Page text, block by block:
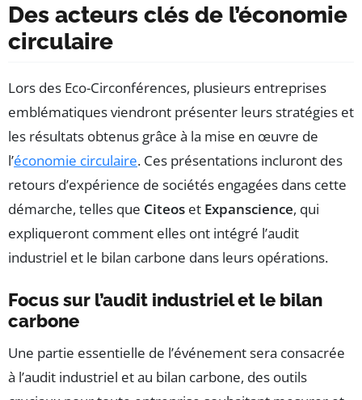
Des acteurs clés de l’économie
circulaire
Lors des Eco-Circonférences, plusieurs entreprises
emblématiques viendront présenter leurs stratégies et
les résultats obtenus grâce à la mise en œuvre de
l’économie circulaire. Ces présentations incluront des
retours d’expérience de sociétés engagées dans cette
démarche, telles que Citeos et Expanscience, qui
expliqueront comment elles ont intégré l’audit
industriel et le bilan carbone dans leurs opérations.
Focus sur l’audit industriel et le bilan
carbone
Une partie essentielle de l’événement sera consacrée
à l’audit industriel et au bilan carbone, des outils